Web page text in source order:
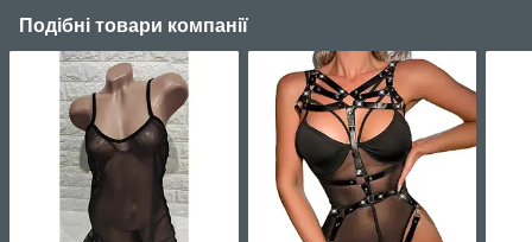
Подібні товари компанії